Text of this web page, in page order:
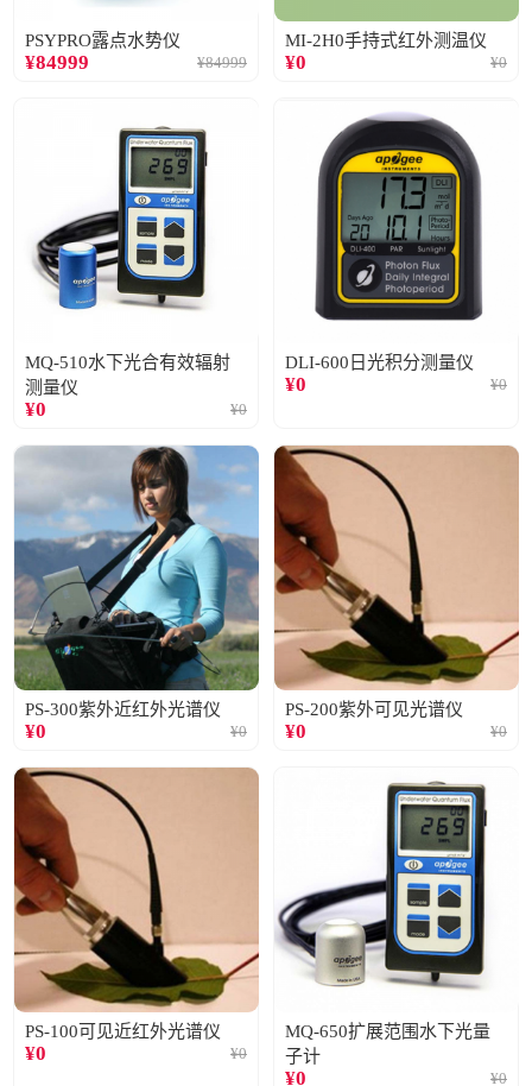
PSYPRO露点水势仪
¥84999 ¥84999
MI-2H0手持式红外测温仪
¥0 ¥0
MQ-510水下光合有效辐射
测量仪
¥0 ¥0
DLI-600日光积分测量仪
¥0 ¥0
PS-300紫外近红外光谱仪
¥0 ¥0
PS-200紫外可见光谱仪
¥0 ¥0
PS-100可见近红外光谱仪
¥0 ¥0
MQ-650扩展范围水下光量
子计
¥0 ¥0